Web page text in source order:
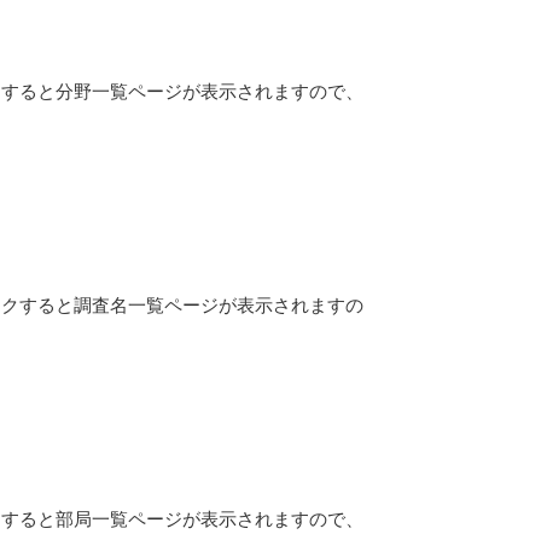
ると分野一覧ページが表示されますので、
すると調査名一覧ページが表示されますの
ると部局一覧ページが表示されますので、